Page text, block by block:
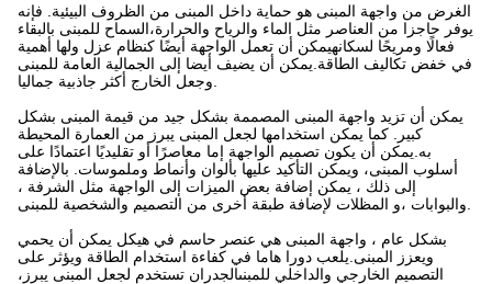
الغرض من واجهة المبنى هو حماية داخل المبنى من الظروف البيئية. فإنه
يوفر حاجزا من العناصر مثل الماء والرياح والحرارة،السماح للمبنى بالبقاء
فعالًا ومريحًا لسكانهيمكن أن تعمل الواجهة أيضًا كنظام عزل ولها أهمية
في خفض تكاليف الطاقة.يمكن أن يضيف أيضا إلى الجمالية العامة للمبنى
يمكن أن تزيد واجهة المبنى المصممة بشكل جيد من قيمة المبنى بشكل
كبير. كما يمكن استخدامها لجعل المبنى يبرز من العمارة المحيطة
به.يمكن أن يكون تصميم الواجهة إما معاصرًا أو تقليديًا اعتمادًا على
أسلوب المبنى، ويمكن التأكيد عليها بألوان وأنماط وملموسات. بالإضافة
إلى ذلك ، يمكن إضافة بعض الميزات إلى الواجهة مثل الشرفة ،
بشكل عام ، واجهة المبنى هي عنصر حاسم في هيكل يمكن أن يحمي
ويعزز المبنى.يلعب دورا هاما في كفاءة استخدام الطاقة ويؤثر على
التصميم الخارجي والداخلي للمبنىالجدران تستخدم لجعل المبنى يبرز،